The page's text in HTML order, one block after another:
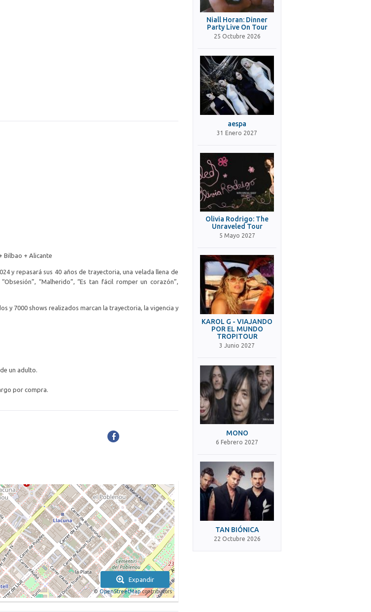
Bilbao + Alicante
y repasará sus 40 años de trayectoria, una velada llena de
“Malherido”, “Es tan fácil romper un corazón”,
y 7000 shows realizados marcan la trayectoria, la vigencia y
un adulto.
por compra.
Expandir
© OpenStreetMapcontributors
Niall Horan: Dinner
Party Live On Tour
25 Octubre 2026
aespa
31 Enero 2027
Olivia Rodrigo: The
Unraveled Tour
5 Mayo 2027
KAROL G - VIAJANDO
POR EL MUNDO
TROPITOUR
3 Junio 2027
MONO
6 Febrero 2027
TAN BIÓNICA
22 Octubre 2026